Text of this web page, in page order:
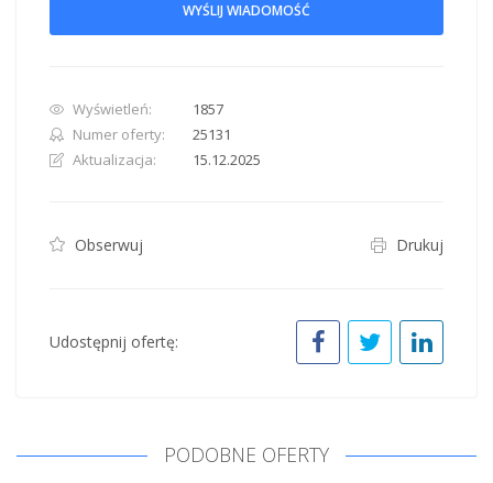
WYŚLIJ WIADOMOŚĆ
Wyświetleń:
1857
Numer oferty:
25131
Aktualizacja:
15.12.2025
Obserwuj Drukuj
Udostępnij ofertę:
PODOBNE OFERTY